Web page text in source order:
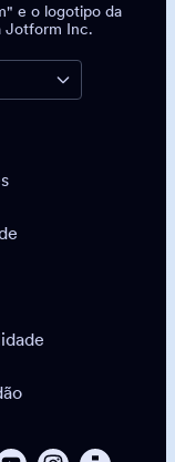
e o logotipo da
Jotform Inc.